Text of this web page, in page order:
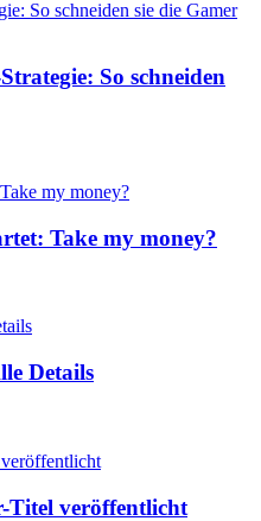
So schneiden
Take my money?
Details
Titel veröffentlicht